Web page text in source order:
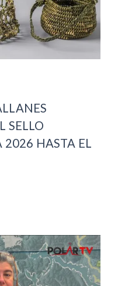
SELLO
2026 HASTA EL